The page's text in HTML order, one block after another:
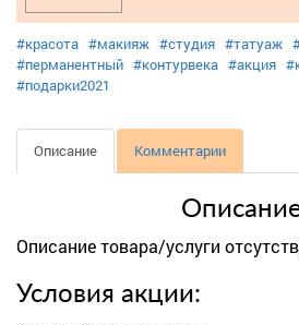
#красота #макияж #студия #татуаж
#перманентный #контурвека #акция
#подарки2021
Описание Комментарии
Описание товара/услуги
Условия акции: